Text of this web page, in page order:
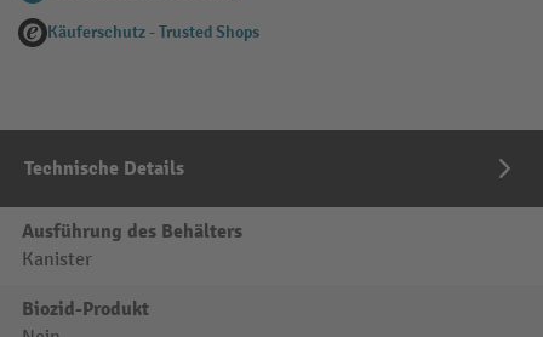
Käuferschutz - Trusted Shops
Technische Details
Ausführung des Behälters
Kanister
Biozid-Produkt